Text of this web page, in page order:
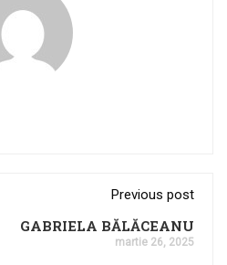
Previous post
GABRIELA BĂLĂCEANU
martie 26, 2025